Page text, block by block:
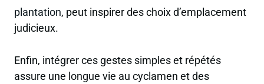
plantation, peut inspirer des choix d’emplacement
judicieux.
Enfin, intégrer ces gestes simples et répétés
assure une longue vie au cyclamen et des